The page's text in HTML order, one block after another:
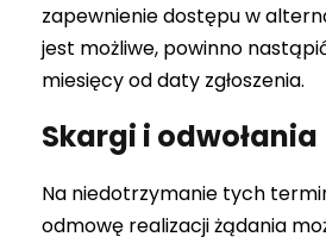
zapewnienie dostępu w
jest możliwe, powinno
miesięcy od daty zgłoszenia.
Skargi i odwołania
Na niedotrzymanie tych
odmowę realizacji żądania